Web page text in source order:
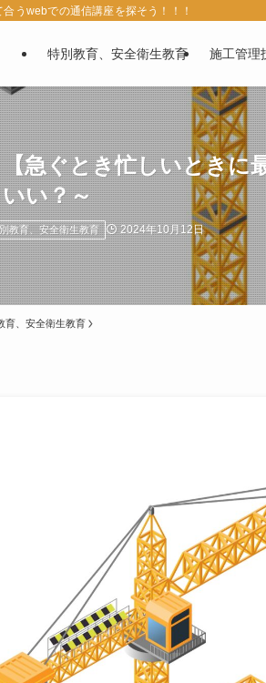
合うwebでの通信講座を探そう！！！
特別教育、安全衛生教育 施工管理
【急ぐとき忙しいときに
いい？～
教育、安全衛生教育 2024年10月12日
育、安全衛生教育